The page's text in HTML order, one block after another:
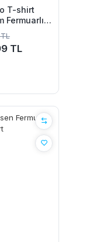
T-shirt
Fermuarlı
- Beyaz
TL